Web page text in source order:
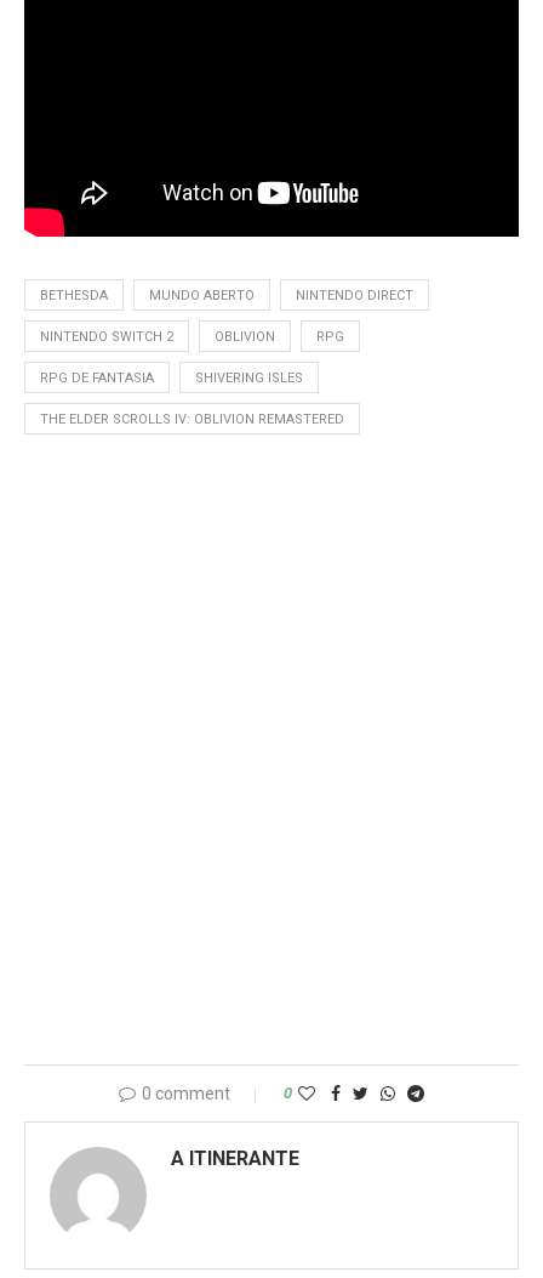
BETHESDA MUNDO ABERTO NINTENDO DIRECT
NINTENDO SWITCH 2 OBLIVION RPG
RPG DE FANTASIA SHIVERING ISLES
THE ELDER SCROLLS IV: OBLIVION REMASTERED
0 comment 0
A ITINERANTE